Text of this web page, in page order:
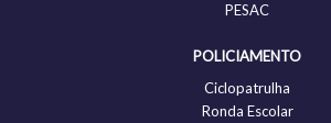
PESAC
POLICIAMENTO
Ciclopatrulha
Ronda Escolar